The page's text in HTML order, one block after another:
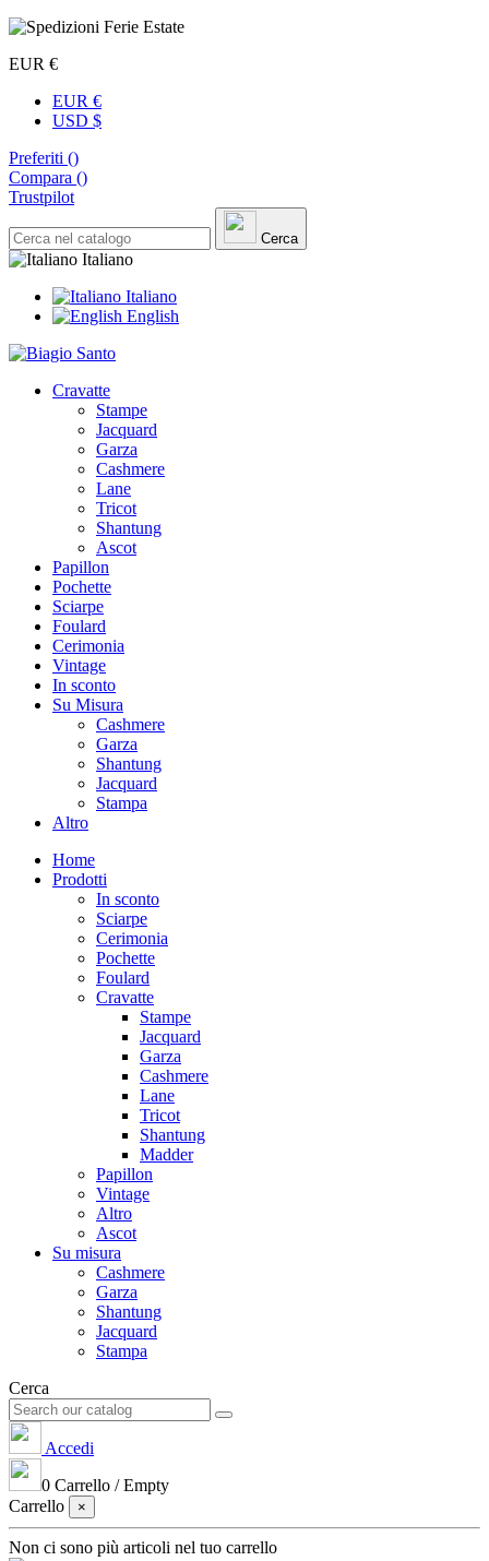
EUR €
EUR €
USD $
Preferiti ()
Compara ()
Trustpilot
Cerca
Italiano
Italiano
English
Cravatte
Stampe
Jacquard
Garza
Cashmere
Lane
Tricot
Shantung
Ascot
Papillon
Pochette
Sciarpe
Foulard
Cerimonia
Vintage
In sconto
Su Misura
Cashmere
Garza
Shantung
Jacquard
Stampa
Altro
Home
Prodotti
In sconto
Sciarpe
Cerimonia
Pochette
Foulard
Cravatte
Stampe
Jacquard
Garza
Cashmere
Lane
Tricot
Shantung
Madder
Papillon
Vintage
Altro
Ascot
Su misura
Cashmere
Garza
Shantung
Jacquard
Stampa
Cerca
Accedi
0 Carrello /Empty
Carrello
×
Non ci sono più articoli nel tuo carrello